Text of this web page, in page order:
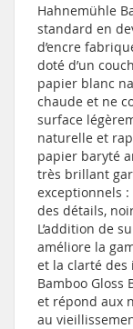
Hahnemühle
standard en
d’encre
doté d’un
papier blanc
chaude et ne
surface
naturelle et
papier baryté
très brillant
exceptionnels
des détails,
L’addition de
améliore la
et la clarté des
Bamboo Gloss
et répond aux
au